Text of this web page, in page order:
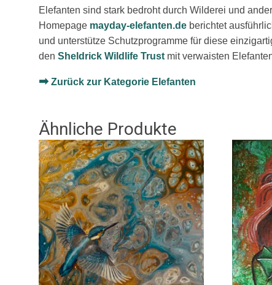
Elefanten sind stark bedroht durch Wilderei und
Homepage mayday-elefanten.de berichtet
und unterstütze Schutzprogramme für diese
den Sheldrick Wildlife Trust mit verwaisten
➡ Zurück zur Kategorie Elefanten
Ähnliche Produkte